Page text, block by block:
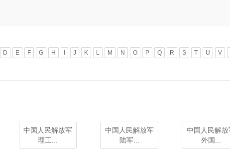
D E F G H I J K L M N O P Q R S T U V
中国人民解放军
理工...
中国人民解放军
陆军...
中国人民解放
外国...